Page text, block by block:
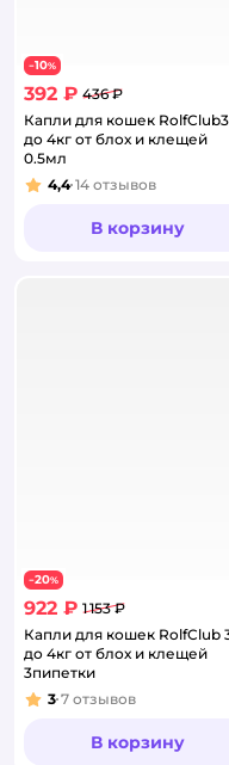
−10%
392 ₽ 436 ₽
Капли для кошек
до 4кг от блох и клещей
0.5мл
Рейтинг:
4,4 14 отзывов
В корзину
−20%
922 ₽ 1 153 ₽
Капли для кошек RolfClub
до 4кг от блох и клещей
3пипетки
Рейтинг:
3 7 отзывов
В корзину